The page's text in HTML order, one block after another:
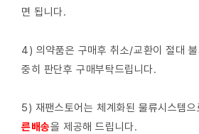
면 됩니다.
4) 의약품은 구매후 취소/교환이 절대
중히 판단후 구매부탁드립니다.
5) 재팬스토어는 체계화된 물류시스템
른배송을 제공해 드립니다.